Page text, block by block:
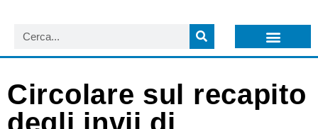
Circolare sul recapito
degli invii di